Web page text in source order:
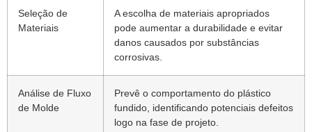
Seleção de
Materiais
A escolha de materiais apropriados
pode aumentar a durabilidade e evitar
danos causados ​​por substâncias
corrosivas.
Análise de Fluxo
de Molde
Prevê o comportamento do plástico
fundido, identificando potenciais defeitos
logo na fase de projeto.